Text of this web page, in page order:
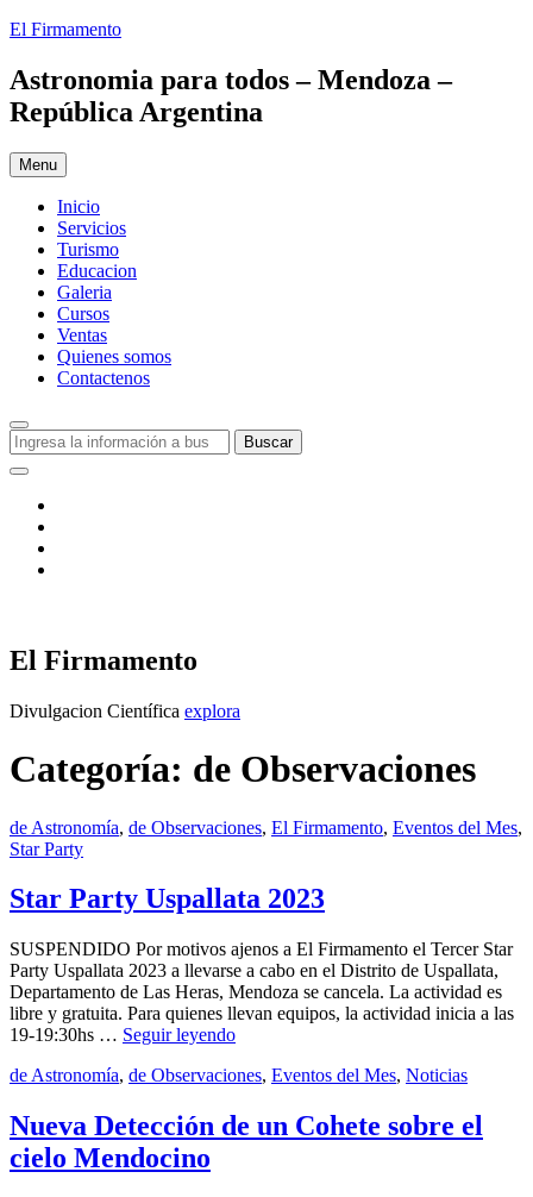
Skip
content
El Firmamento
Astronomia para todos – Mendoza –
República Argentina
Menu
Inicio
Servicios
Turismo
Educacion
Galeria
Cursos
Ventas
Quienes somos
Contactenos
Search
Buscar: Buscar
Social
El Firmamento
Divulgacion Científica explora
Categoría: de Observaciones
Categories:
de Astronomía, de Observaciones, El Firmamento, Eventos del Mes,
Star PartyPublicado
202327
abril,
Star Party Uspallata 2023
SUSPENDIDO Por motivos ajenos a El Firmamento el Tercer Star
Party Uspallata 2023 a llevarse a cabo en el Distrito de Uspallata,
Departamento de Las Heras, Mendoza se cancela. La actividad es
libre y gratuita. Para quienes llevan equipos, la actividad inicia a las
19-19:30hs … Seguir leyendoStar
Uspallata
by
admin
Categories:
de Astronomía, de Observaciones, Eventos del Mes, Noticias
2023
enero,
Nueva Detección de un Cohete sobre el
cielo Mendocino